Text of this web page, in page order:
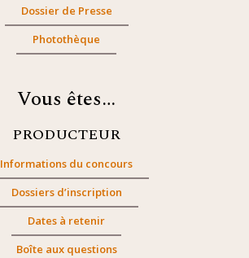
Dossier de Presse
Photothèque
Vous êtes…
PRODUCTEUR
Informations du concours
Dossiers d’inscription
Dates à retenir
Boîte aux questions